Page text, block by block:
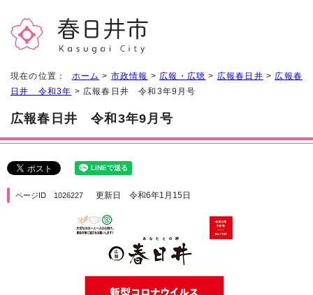
現在の位置： ホーム > 市政情報 > 広報・広聴 > 広報春日井 > 広報春
日井 令和3年 > 広報春日井 令和3年9月号
広報春日井 令和3年9月号
ページID 1026227 更新日 令和6年1月15日